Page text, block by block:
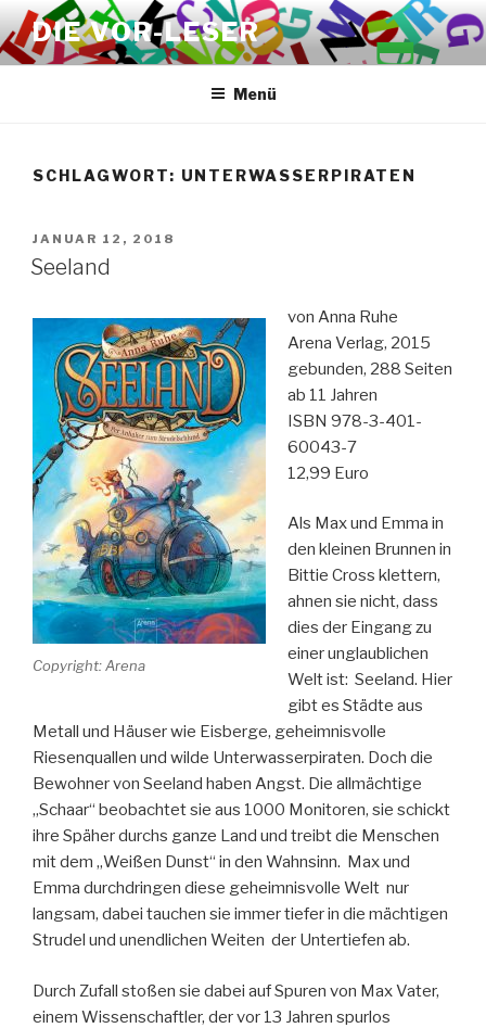
Zum
Inhalt
springen
DIE VOR-LESER
Menü
SCHLAGWORT: UNTERWASSERPIRATEN
VERÖFFENTLICHT
AM
JANUAR 12, 2018
Seeland
Copyright: Arena
von Anna Ruhe
Arena Verlag, 2015
gebunden, 288 Seiten
ab 11 Jahren
ISBN 978-3-401-
60043-7
12,99 Euro
Als Max und Emma in
den kleinen Brunnen in
Bittie Cross klettern,
ahnen sie nicht, dass
dies der Eingang zu
einer unglaublichen
Welt ist: Seeland. Hier
gibt es Städte aus
Metall und Häuser wie Eisberge, geheimnisvolle
Riesenquallen und wilde Unterwasserpiraten. Doch die
Bewohner von Seeland haben Angst. Die allmächtige
„Schaar“ beobachtet sie aus 1000 Monitoren, sie schickt
ihre Späher durchs ganze Land und treibt die Menschen
mit dem „Weißen Dunst“ in den Wahnsinn. Max und
Emma durchdringen diese geheimnisvolle Welt nur
langsam, dabei tauchen sie immer tiefer in die mächtigen
Strudel und unendlichen Weiten der Untertiefen ab.
Durch Zufall stoßen sie dabei auf Spuren von Max Vater,
einem Wissenschaftler, der vor 13 Jahren spurlos